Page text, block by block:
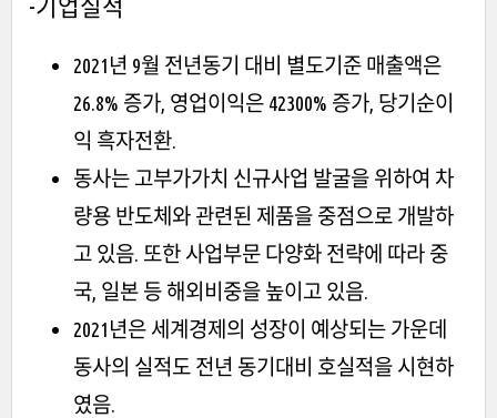
-기업실적
2021년 9월 전년동기 대비 별도기준 매출액은
26.8% 증가, 영업이익은 42300% 증가, 당기순이
익 흑자전환.
동사는 고부가가치 신규사업 발굴을 위하여 차
량용 반도체와 관련된 제품을 중점으로 개발하
고 있음. 또한 사업부문 다양화 전략에 따라 중
국, 일본 등 해외비중을 높이고 있음.
2021년은 세계경제의 성장이 예상되는 가운데
동사의 실적도 전년 동기대비 호실적을 시현하
였음.